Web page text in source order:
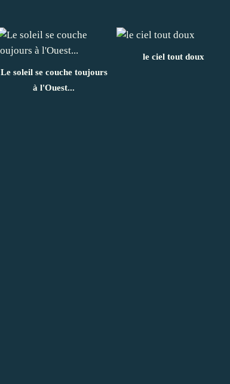
Le soleil se couche toujours
à l'Ouest...
le ciel tout doux